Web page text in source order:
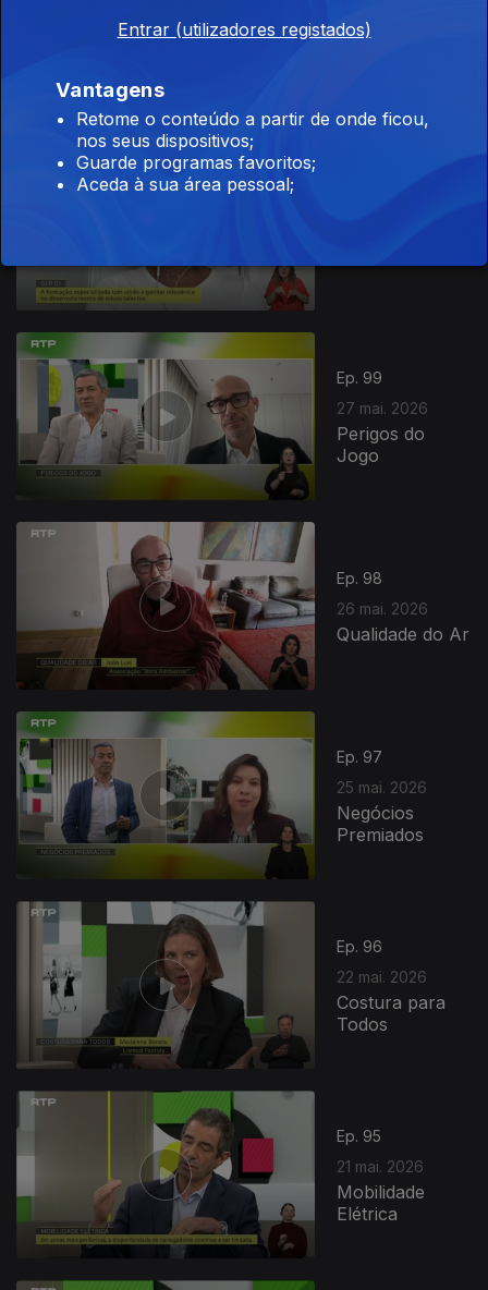
29 mai. 2026
Ep. 99
27 mai. 2026
Perigos do
Jogo
Ep. 98
26 mai. 2026
Qualidade do Ar
931671
Ep. 97
25 mai. 2026
Negócios
Premiados
Ep. 96
22 mai. 2026
Costura para
Todos
Ep. 95
21 mai. 2026
Mobilidade
Elétrica
Entrar (utilizadores registados)
Vantagens
Retome o conteúdo a partir de onde ficou,
nos seus dispositivos;
Guarde programas favoritos;
Aceda à sua área pessoal;